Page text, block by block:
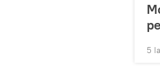
5